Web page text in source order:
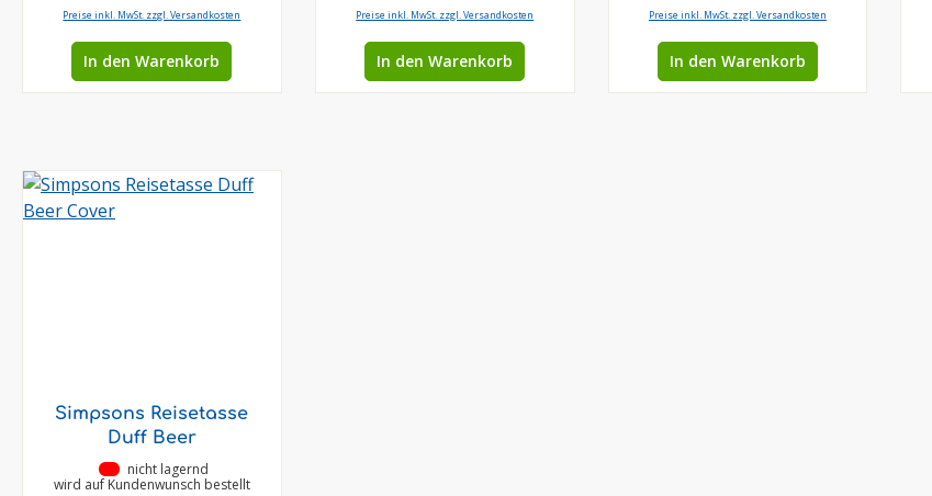
Preise inkl. MwSt. zzgl. Versandkosten
In den Warenkorb
Preise inkl. MwSt. zzgl. Versandkosten
In den Warenkorb
Preise inkl. MwSt. zzgl. Versandkosten
In den Warenkorb
Simpsons Reisetasse
Duff Beer
nicht lagernd
wird auf Kundenwunsch bestellt